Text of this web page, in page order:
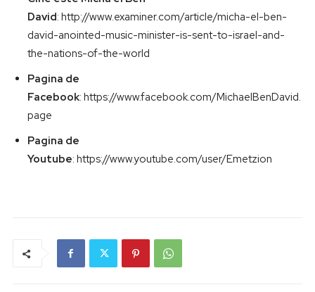
David: http://www.examiner.com/article/micha-el-ben-
david-anointed-music-minister-is-sent-to-israel-and-
the-nations-of-the-world
Pagina de
Facebook: https://www.facebook.com/MichaelBenDavid.
page
Pagina de
Youtube: https://www.youtube.com/user/Emetzion